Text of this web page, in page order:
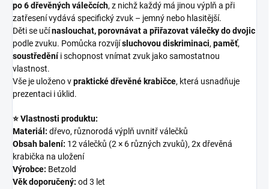
po 6 dřevěných válečcích, z nichž každý má jinou výplň a při
zatřesení vydává specifický zvuk – jemný nebo hlasitější.
Děti se učínaslouchat, porovnávat a přiřazovat válečky do dvojic
podle zvuku. Pomůcka rozvíjísluchovou diskriminaci, paměť,
soustředěníi schopnost vnímat zvuk jako samostatnou
vlastnost.
Vše je uloženo vpraktické dřevěné krabičce, která usnadňuje
prezentaci i úklid.
⭐ Vlastnosti produktu:
Materiál: dřevo, různorodá výplň uvnitř válečků
Obsah balení: 12 válečků (2 × 6 různých zvuků), 2x dřevěná
krabička na uložení
Výrobce: Betzold
Věk doporučený: od 3 let